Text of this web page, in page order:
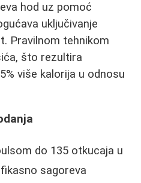
hod uz pomoć
uključivanje
Pravilnom tehnikom
što rezultira
više kalorija u odnosu
do 135 otkucaja u
sagoreva